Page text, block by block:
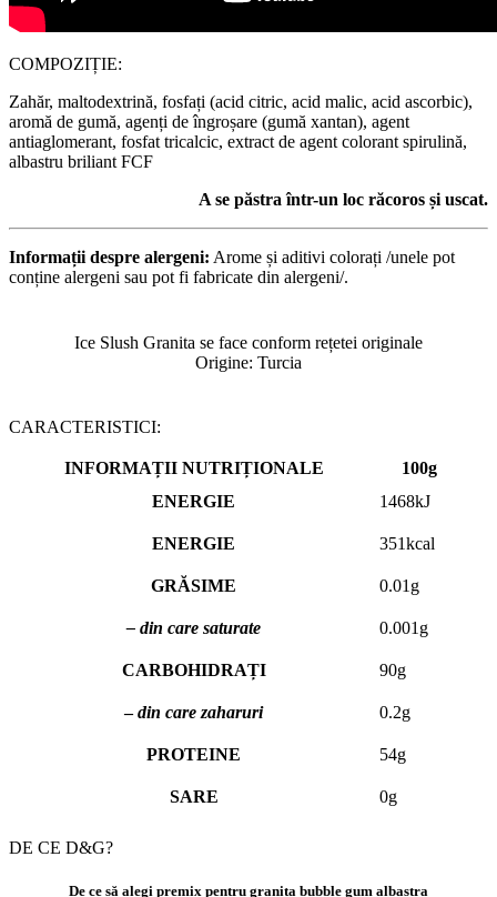
COMPOZIȚIE:
Zahăr, maltodextrină, fosfați (acid citric, acid malic, acid ascorbic),
aromă de gumă, agenți de îngroșare (gumă xantan), agent
antiaglomerant, fosfat tricalcic, extract de agent colorant spirulină,
albastru briliant FCF
A se păstra într-un loc răcoros și uscat.
Informații despre alergeni: Arome și aditivi colorați /unele pot
conține alergeni sau pot fi fabricate din alergeni/.
Ice Slush Granita se face conform rețetei originale
Origine: Turcia
CARACTERISTICI:
INFORMAȚII NUTRIȚIONALE
100g
ENERGIE
1468kJ
ENERGIE 351kcаl
GRĂSIME 0.01g
– din care saturate 0.001g
CARBOHIDRAȚI 90g
–din care zaharuri 0.2g
PROTEINE 54g
SARE 0g
DE CE D&G?
De ce să alegi premix pentru granita bubble gum albastra